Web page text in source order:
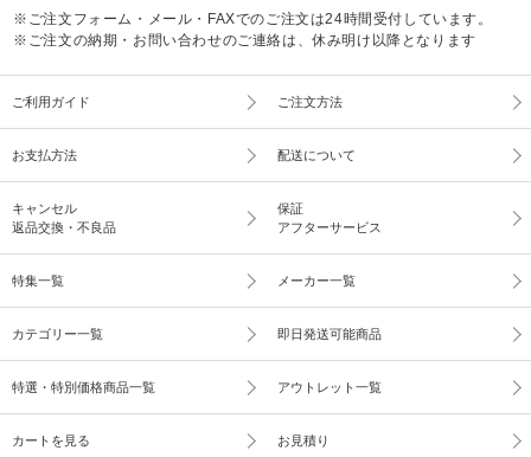
※ご注文フォーム・メール・FAXでのご注文は24時間受付しています。
※ご注文の納期・お問い合わせのご連絡は、休み明け以降となります
ご利用ガイド ご注文方法
お支払方法 配送について
キャンセル
返品交換・不良品
保証
アフターサービス
特集一覧 メーカー一覧
カテゴリー一覧 即日発送可能商品
特選・特別価格商品一覧 アウトレット一覧
カートを見る お見積り